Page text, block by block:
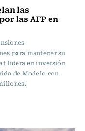
las
las AFP en
para mantener su
lidera en inversión
de Modelo con